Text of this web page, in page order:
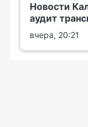
Новости
аудит
вчера, 20:21